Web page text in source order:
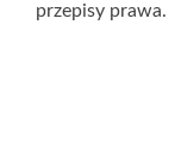
przepisy prawa.